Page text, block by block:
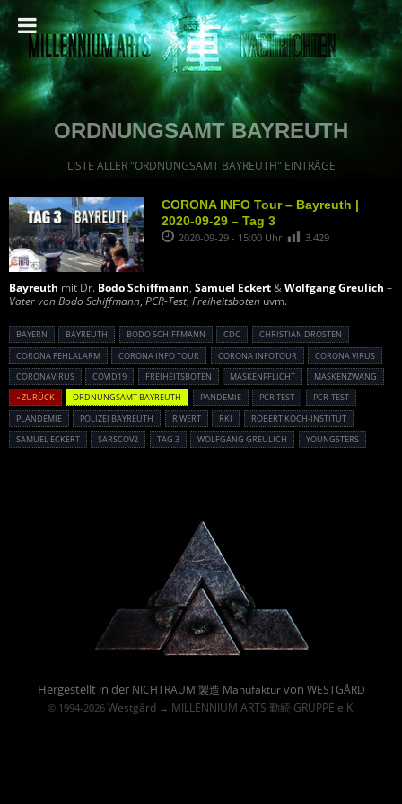
ORDNUNGSAMT BAYREUTH
LISTE ALLER "ORDNUNGSAMT BAYREUTH" EINTRÄGE
CORONA INFO Tour – Bayreuth |
2020-09-29 – Tag 3
2020-09-29 - 15:00 Uhr 3.429
Bayreuth mit Dr. Bodo Schiffmann, Samuel Eckert&Wolfgang Greulich –
Vater von Bodo Schiffmann, PCR-Test, Freiheitsboten uvm.
BAYERN BAYREUTH BODO SCHIFFMANN CDC
CHRISTIAN DROSTEN
CORONA FEHLALARM
CORONA INFO TOUR CORONA INFOTOUR
CORONA VIRUS
CORONAVIRUS
COVID19 FREIHEITSBOTEN MASKENPFLICHT
MASKENZWANG
« ZURÜCK
ORDNUNGSAMT BAYREUTH PANDEMIE PCR TEST
PCR-TEST
PLANDEMIE
POLIZEI BAYREUTH R WERT RKI
ROBERT KOCH-INSTITUT
SAMUEL ECKERT
SARSCOV2 TAG 3 WOLFGANG GREULICH YOUNGSTERS
Hergestellt in der NICHTRAUM 製造 Manufakturvon WESTGÅRD
© 1994-2026 Westgård→ MILLENNIUM ARTS 勤続 GRUPPE e.K.
Powered By :